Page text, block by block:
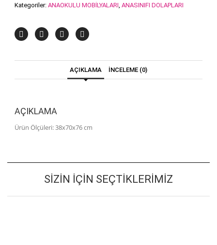
Kategoriler: ANAOKULU MOBİLYALARI ANASINIFI DOLAPLARI
AÇIKLAMA İNCELEME (0)
AÇIKLAMA
Ürün Ölçüleri: 38x70x76 cm
SIZIN İÇIN SEÇTIKLERIMIZ